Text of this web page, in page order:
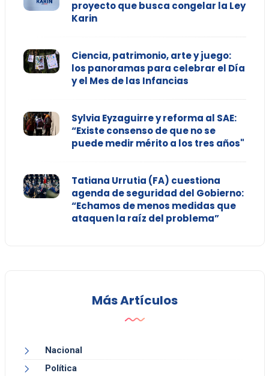
proyecto que busca congelar la Ley
Karin
Ciencia, patrimonio, arte y juego:
los panoramas para celebrar el Día
y el Mes de las Infancias
Sylvia Eyzaguirre y reforma al SAE:
“Existe consenso de que no se
puede medir mérito a los tres años"
Tatiana Urrutia (FA) cuestiona
agenda de seguridad del Gobierno:
“Echamos de menos medidas que
ataquen la raíz del problema”
Más Artículos
Nacional
Política